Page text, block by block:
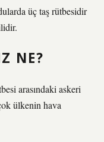
üç taş rütbesidir
NE?
arasındaki askeri
ülkenin hava